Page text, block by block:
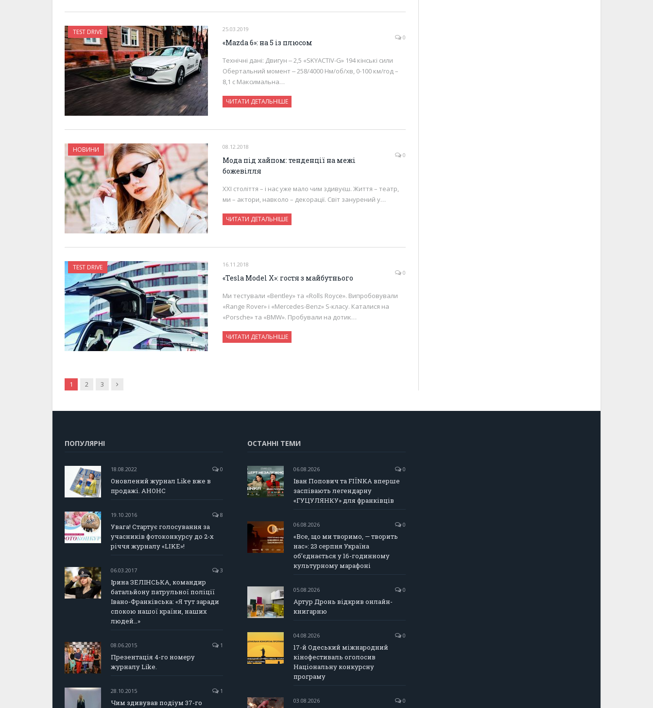
TEST DRIVE
25.03.2019
0
«Mazda 6»: на 5 із плюсом
Технічні дані: Двигун ‒ 2,5 «SKYACTIV-G» 194 кінські сили
Обертальний момент ‒ 258/4000 Нм/об/хв, 0-100 км/год –
8,1 с Максимальна…
ЧИТАТИ ДЕТАЛЬНІШЕ
НОВИНИ
08.12.2018
0
Мода під хайпом: тенденції на межі
божевілля
XXI століття – і нас уже мало чим здивуєш. Життя – театр,
ми – актори, навколо – декорації. Світ занурений у…
ЧИТАТИ ДЕТАЛЬНІШЕ
TEST DRIVE
16.11.2018
0
«Tesla Model X»: гостя з майбутнього
Ми тестували «Bentley» та «Rolls Royce». Випробовували
«Range Rover» і «Mercedes-Benz» S-класy. Каталися на
«Porsche» та «BMW». Пробували на дотик…
ЧИТАТИ ДЕТАЛЬНІШЕ
1 2 3 Next
ПОПУЛЯРНІ
18.08.2022 0
Оновлений журнал Like вже в
продажі. АНОНС
19.10.2016 8
Увага! Стартує голосування за
учасників фотоконкурсу до 2-х
річчя журналу «LIKE»!
06.03.2017 3
Ірина ЗЕЛІНСЬКА, командир
батальйону патрульної поліції
Івано-Франківська: «Я тут заради
спокою нашої країни, наших
людей…»
08.06.2015 1
Презентація 4-го номеру
журналу Like.
28.10.2015 1
Чим здивував подіум 37-го
ОСТАННІ ТЕМИ
06.08.2026 0
Іван Попович та FIÏNKA вперше
заспівають легендарну
«ГУЦУЛЯНКУ» для франківців
06.08.2026 0
«Все, що ми творимо, — творить
нас»: 23 серпня Україна
об’єднається у 16-годинному
культурному марафоні
05.08.2026 0
Артур Дронь відкрив онлайн-
книгарню
04.08.2026 0
17-й Одеський міжнародний
кінофестиваль оголосив
Національну конкурсну
програму
03.08.2026 0